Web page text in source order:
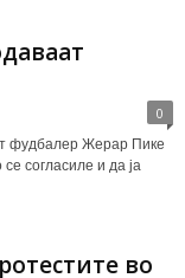
0
фудбалер Жерар Пике
согласиле и да ја
во